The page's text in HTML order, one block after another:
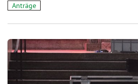
Anträge